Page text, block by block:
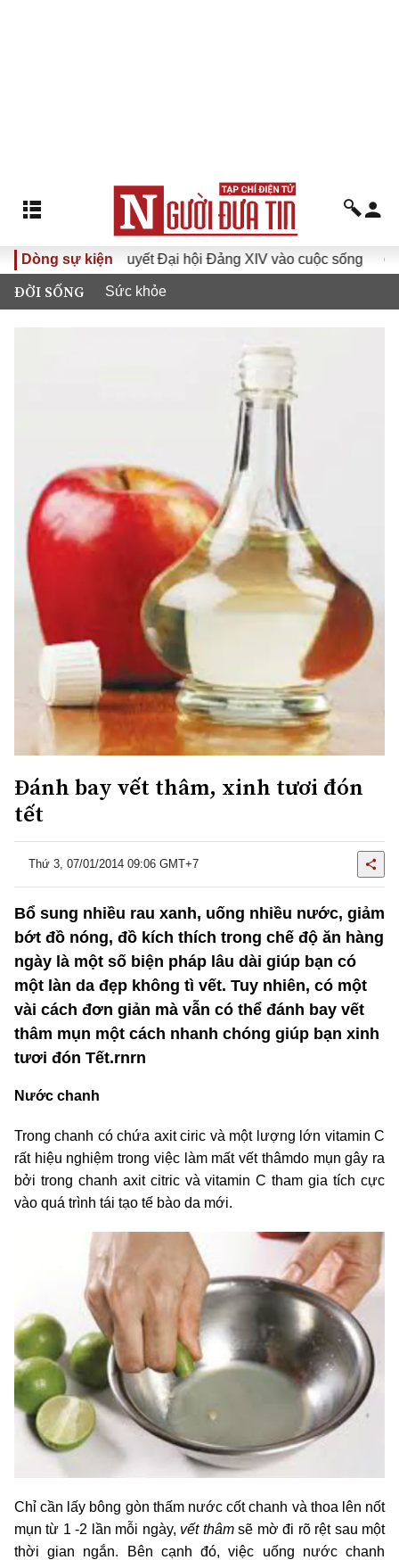
Dòng sự kiện
quyết Đại hội Đảng XIV vào cuộc sống Hướng tới
ĐỜI SỐNG Sức khỏe
Đánh bay vết thâm, xinh tươi đón
tết
Thứ 3, 07/01/2014 09:06 GMT+7
Bổ sung nhiều rau xanh, uống nhiều nước, giảm
bớt đồ nóng, đồ kích thích trong chế độ ăn hàng
ngày là một số biện pháp lâu dài giúp bạn có
một làn da đẹp không tì vết. Tuy nhiên, có một
vài cách đơn giản mà vẫn có thể đánh bay vết
thâm mụn một cách nhanh chóng giúp bạn xinh
tươi đón Tết.rnrn
Nước chanh
Trong chanh có chứa axit ciric và một lượng lớn vitamin C
rất hiệu nghiệm trong việc làm mất vết thâmdo mụn gây ra
bởi trong chanh axit citric và vitamin C tham gia tích cực
vào quá trình tái tạo tế bào da mới.
Chỉ cần lấy bông gòn thấm nước cốt chanh và thoa lên nốt
mụn từ 1 -2 lần mỗi ngày, vết thâmsẽ mờ đi rõ rệt sau một
thời gian ngắn. Bên cạnh đó, việc uống nước chanh